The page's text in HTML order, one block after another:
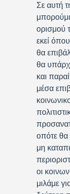
Σε αυτή
ορισμού
εκεί
θα
θα
και
μέσα
οπότε θα
μη
οι
μιλάμε